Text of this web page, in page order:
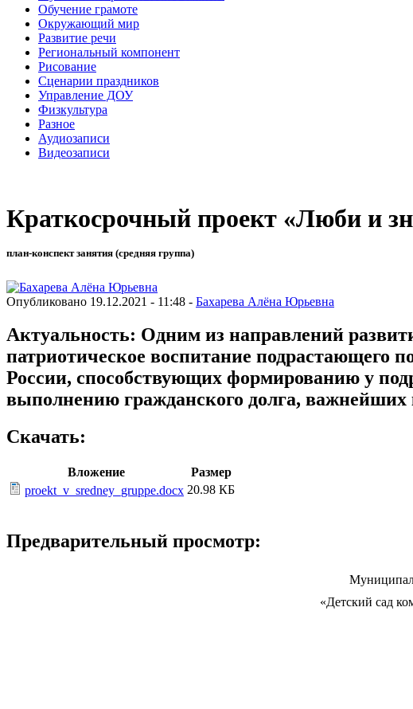
Обучение грамоте
Окружающий мир
Развитие речи
Региональный компонент
Рисование
Сценарии праздников
Управление ДОУ
Физкультура
Разное
Аудиозаписи
Видеозаписи
Краткосрочный проект «Люби и
план-конспект занятия (средняя группа)
Опубликовано 19.12.2021 - 11:48 - Бахарева Алёна Юрьевна
Актуальность: Одним из направлений
патриотическое воспитание подрастающего
России, способствующих формированию у
выполнению гражданского долга, важнейших
Скачать:
Вложение
Размер
proekt_v_sredney_gruppe.docx 20.98 КБ
Предварительный просмотр:
«Детский сад